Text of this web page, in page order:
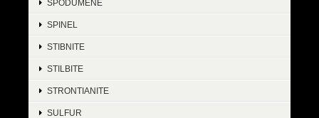
SPODUMENE
SPINEL
STIBNITE
STILBITE
STRONTIANITE
SULFUR